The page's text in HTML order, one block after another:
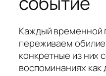
Каждый временной
переживаем
конкретные из них
воспоминаниях как